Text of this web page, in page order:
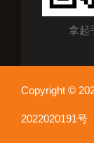
拿起
Copyright ©
2022020191号